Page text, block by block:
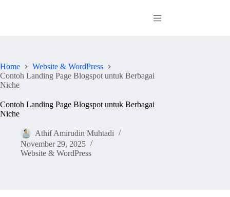
Home
Website & WordPress
Contoh Landing Page Blogspot untuk Berbagai
Niche
Contoh Landing Page Blogspot untuk Berbagai
Niche
Athif Amirudin Muhtadi
November 29, 2025
Website & WordPress